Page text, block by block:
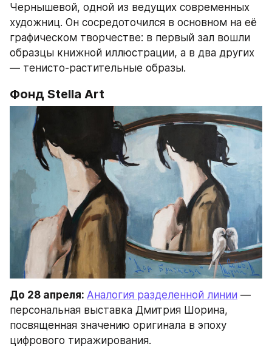
Чернышевой, одной из ведущих современных
художниц. Он сосредоточился в основном на её
графическом творчестве: в первый зал вошли
образцы книжной иллюстрации, а в два других
— тенисто-растительные образы.
Фонд Stella Art
До 28 апреля: Аналогия разделенной линии —
персональная выставка Дмитрия Шорина,
посвященная значению оригинала в эпоху
цифрового тиражирования.